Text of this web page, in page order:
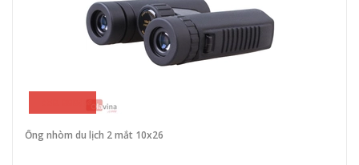
Ống nhòm du lịch 2 mắt 10x26